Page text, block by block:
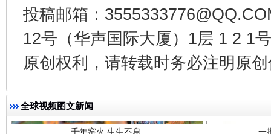
投稿邮箱：
12号（华声国际大厦）1层 1 2 1
原创权利，请转载时务必注明原
全球视频图文新闻
千年窑火 生生不息 一